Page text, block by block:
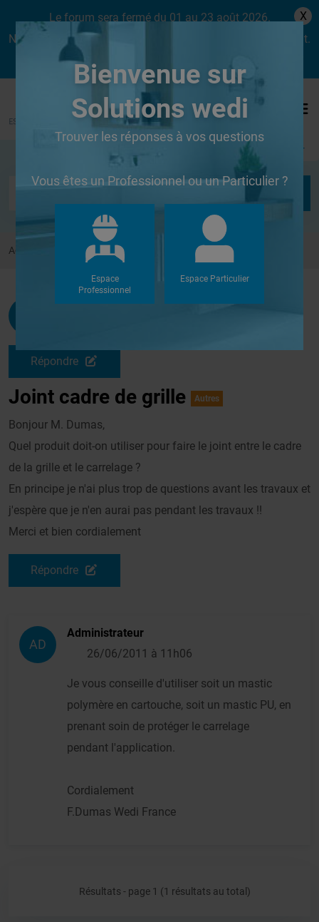
Le forum sera fermé du 01 au 23 août 2026.
Nous aurons le plaisir de vous retrouver dès le lundi 24 août.
X
Se connecter
Accueil Forums Autres Joint cadre de grille
Jeand0
Répondre
Joint cadre de grille Autres
Bonjour M. Dumas,
Quel produit doit-on utiliser pour faire le joint entre le cadre
de la grille et le carrelage ?
En principe je n'ai plus trop de questions avant les travaux et
j'espère que je n'en aurai pas pendant les travaux !!
Merci et bien cordialement
Répondre
AD
Administrateur
26/06/2011 à 11h06
Je vous conseille d'utiliser soit un mastic
polymère en cartouche, soit un mastic PU, en
prenant soin de protéger le carrelage
pendant l'application.
Cordialement
F.Dumas Wedi France
Résultats - page 1 (1 résultats au total)
Bienvenue sur
Solutions wedi
Trouver les réponses à vos questions
Vous êtes un Professionnel ou un Particulier ?
Espace
Professionnel
Espace Particulier